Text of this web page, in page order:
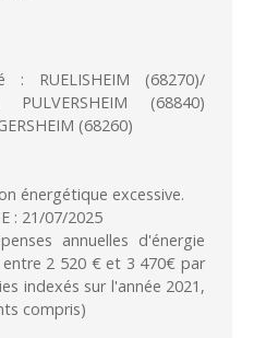
: RUELISHEIM (68270)/
PULVERSHEIM (68840)
(68260)
énergétique excessive.
: 21/07/2025
annuelles d'énergie
2 520 € et 3 470€ par
indexés sur l'année 2021,
compris)